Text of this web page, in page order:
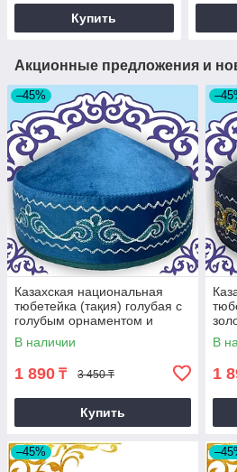
Купить
Акционные предложения и
–45%
Казахская национальная
тюбетейка (тақия) голубая с
голубым орнаментом и
белой строчкой (2)
В наличии
1 890 ₸ 3 450 ₸
Купить
В
1
–45%